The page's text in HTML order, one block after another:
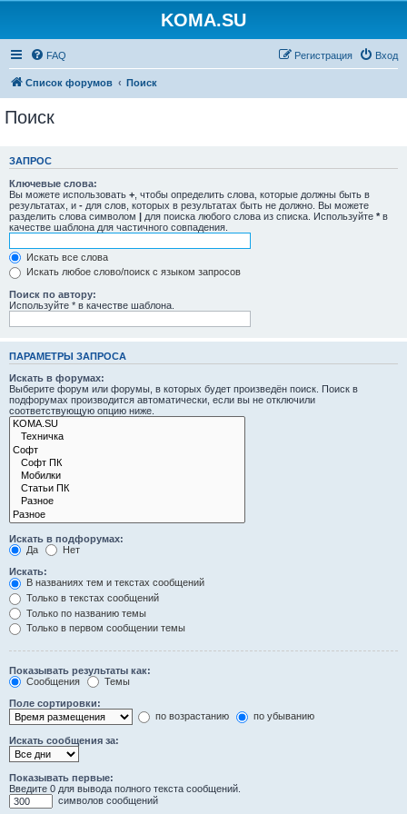
KOMA.SU
FAQ Вход
Регистрация
Список форумов Поиск
Поиск
ЗАПРОС
Ключевые слова:
Вы можете использовать + , чтобы определить слова, которые должны быть в
результатах, и - для слов, которых в результатах быть не должно. Вы можете
разделить слова символом | для поиска любого слова из списка. Используйте * в
качестве шаблона для частичного совпадения.
Искать все слова
Искать любое слово/поиск с языком запросов
Поиск по автору:
Используйте * в качестве шаблона.
ПАРАМЕТРЫ ЗАПРОСА
Искать в форумах:
Выберите форум или форумы, в которых будет произведён поиск. Поиск в
подфорумах производится автоматически, если вы не отключили
соответствующую опцию ниже.
Искать в подфорумах:
Да
Нет
Искать:
В названиях тем и текстах сообщений
Только в текстах сообщений
Только по названию темы
Только в первом сообщении темы
Показывать результаты как:
Сообщения
Темы
Поле сортировки:
по возрастанию
по убыванию
Искать сообщения за:
Показывать первые:
Введите 0 для вывода полного текста сообщений.
символов сообщений